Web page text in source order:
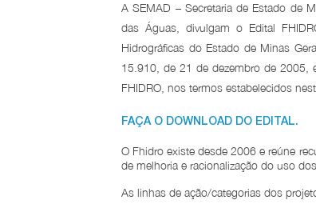
A SEMAD – Secretaria de Estado de
das Águas, divulgam o Edital
Hidrográficas do Estado de Minas
15.910, de 21 de dezembro de 2005,
FHIDRO, nos termos estabelecidos
FAÇA O DOWNLOAD DO EDITAL.
O Fhidro existe desde 2006 e reúne
de melhoria e racionalização do uso
As linhas de ação/categorias dos